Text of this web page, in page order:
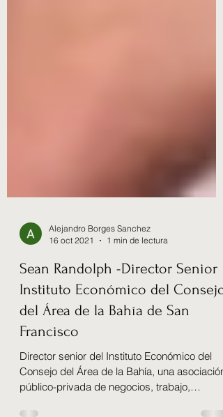
Alejandro Borges Sanchez
16 oct 2021
1 min de lectura
Sean Randolph -Director Senior
Instituto Económico del Consejo
del Área de la Bahía de San
Francisco